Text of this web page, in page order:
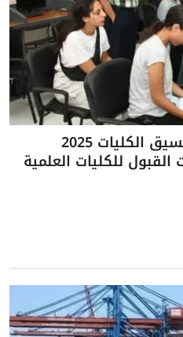
كل ما تريد معرفته عن تنسيق الكليات 2025
للكليات العلمية